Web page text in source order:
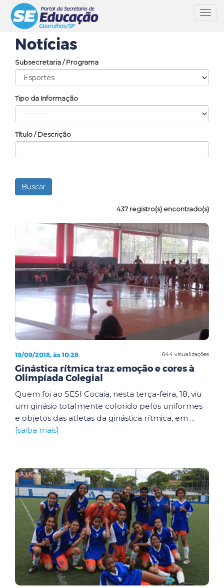
Notícias
Subsecretaria / Programa
Tipo da Informação
Título / Descrição
437 registro(s) encontrado(s)
644 visualizações
19/09/2018, às 10:28
Ginástica rítmica traz emoção e cores à
Olimpíada Colegial
Quem foi ao SESI Cocaia, nesta terça-feira, 18, viu
um ginásio totalmente colorido pelos uniformes
e objetos das atletas da ginástica rítmica, em ...
[saiba mais]